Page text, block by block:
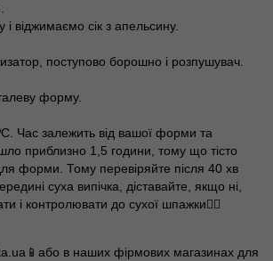
віджимаємо сік з апельсину.
поступово борошно і розпушувач.
форму.
Час залежить від вашої форми та
приблизно 1,5 години, тому що тісто
форми. Тому перевіряйте після 40 хв
суха випічка, діставайте, якщо ні,
і контролювати до сухої шпажки☝🏻
в наших фірмових магазинах для